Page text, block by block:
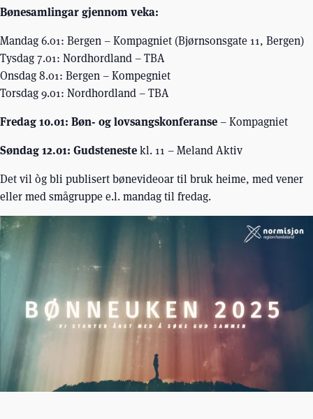
Bønesamlingar gjennom veka:
Mandag 6.01: Bergen – Kompagniet (Bjørnsonsgate 11, Bergen)
Tysdag 7.01: Nordhordland – TBA
Onsdag 8.01: Bergen – Kompegniet
Torsdag 9.01: Nordhordland – TBA
Fredag 10.01: Bøn- og lovsangskonferanse – Kompagniet
Søndag 12.01: Gudstenestekl. 11 – Meland Aktiv
Det vil òg bli publisert bønevideoar til bruk heime, med vener
eller med smågruppe e.l. mandag til fredag.